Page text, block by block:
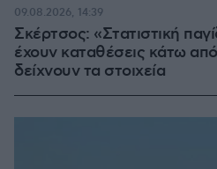
Σκέρτσος: «Στατιστική
έχουν καταθέσεις κάτω
δείχνουν τα στοιχεία
09.08.2026, 14:39